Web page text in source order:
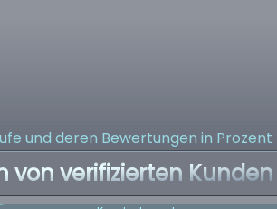
und deren Bewertungen in Prozent
von verifizierten Kunden